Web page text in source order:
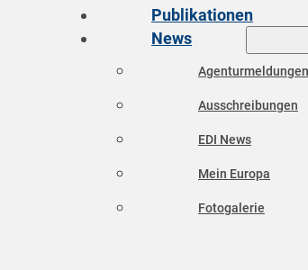
Publikationen
News
Agenturmeldungen
Ausschreibungen
EDI News
Mein Europa
Fotogalerie